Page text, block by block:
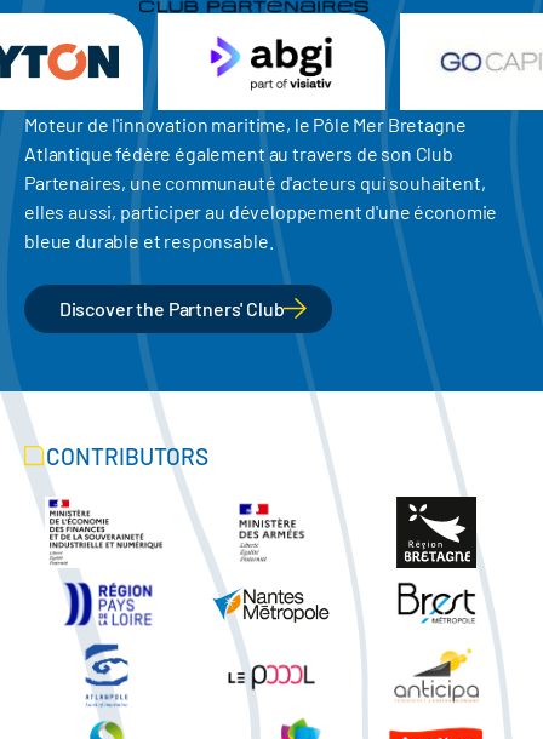
Moteur de l'innovation maritime, le Pôle Mer Bretagne
Atlantique fédère également au travers de son Club
Partenaires, une communauté d'acteurs qui souhaitent,
elles aussi, participer au développement d'une économie
bleue durable et responsable.
Discover the Partners' Club
CONTRIBUTORS